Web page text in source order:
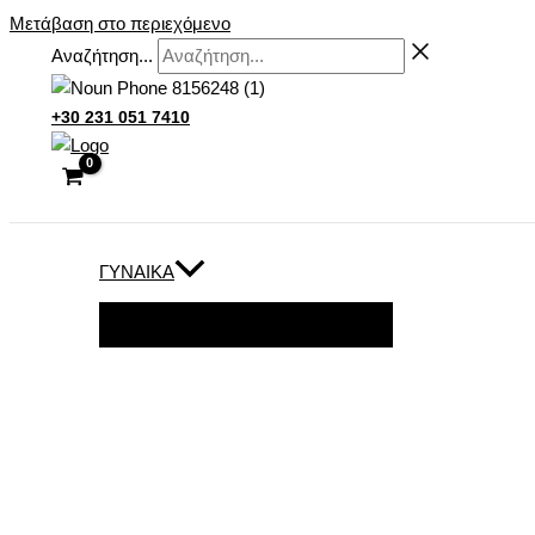
Μετάβαση στο περιεχόμενο
Αναζήτηση...
+30 231 051 7410
ΓΥΝΑΊΚΑ